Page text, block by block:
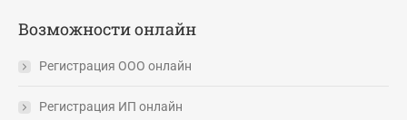
Возможности онлайн
Регистрация ООО онлайн
Регистрация ИП онлайн